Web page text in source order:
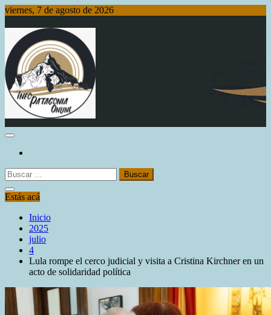
Saltar
contenido
viernes, 7 de agosto de 2026
Info Patagonia Online
Buscar:
Estás acá
Inicio
2025
julio
4
Lula rompe el cerco judicial y visita a Cristina Kirchner en un
acto de solidaridad política